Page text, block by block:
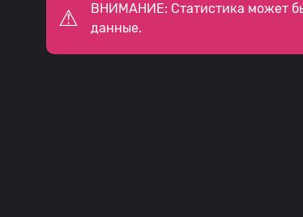
ВНИМАНИЕ: Статистика может
данные.